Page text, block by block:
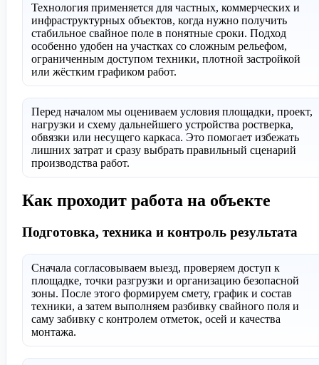
Технология применяется для частных, коммерческих и
инфраструктурных объектов, когда нужно получить
стабильное свайное поле в понятные сроки. Подход
особенно удобен на участках со сложным рельефом,
ограниченным доступом техники, плотной застройкой
или жёстким графиком работ.
Перед началом мы оцениваем условия площадки, проект,
нагрузки и схему дальнейшего устройства ростверка,
обвязки или несущего каркаса. Это помогает избежать
лишних затрат и сразу выбрать правильный сценарий
производства работ.
Как проходит работа на объекте
Подготовка, техника и контроль результата
Сначала согласовываем выезд, проверяем доступ к
площадке, точки разгрузки и организацию безопасной
зоны. После этого формируем смету, график и состав
техники, а затем выполняем разбивку свайного поля и
саму забивку с контролем отметок, осей и качества
монтажа.